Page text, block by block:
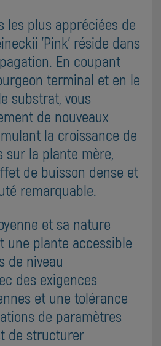
les plus appréciées de
'Pink' réside dans
En coupant
terminal et en le
substrat, vous
de nouveaux
la croissance de
sur la plante mère,
de buisson dense et
remarquable.
et sa nature
une plante accessible
de niveau
des exigences
et une tolérance
de paramètres
de structurer